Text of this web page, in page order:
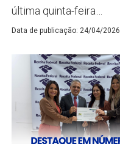
última quinta-feira…
Data de publicação: 24/04/2026